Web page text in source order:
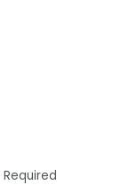
Required